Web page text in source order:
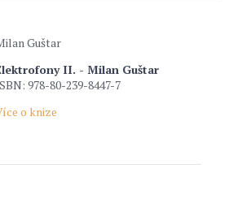
Guštar
II. - Milan Guštar
978-80-239-8447-7
o knize